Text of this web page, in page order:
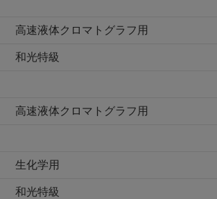
高速液体クロマトグラフ用
和光特級
高速液体クロマトグラフ用
生化学用
和光特級